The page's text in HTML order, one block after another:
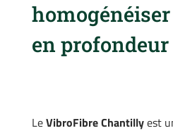
en profondeur
LeVibroFibre Chantillyest